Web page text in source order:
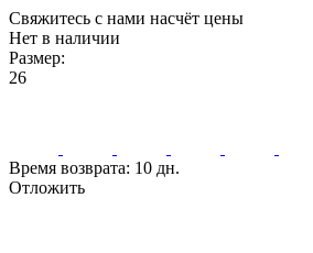
Свяжитесь с нами насчёт цены
Нет в наличии
Размер:
26
Время возврата: 10 дн.
Отложить